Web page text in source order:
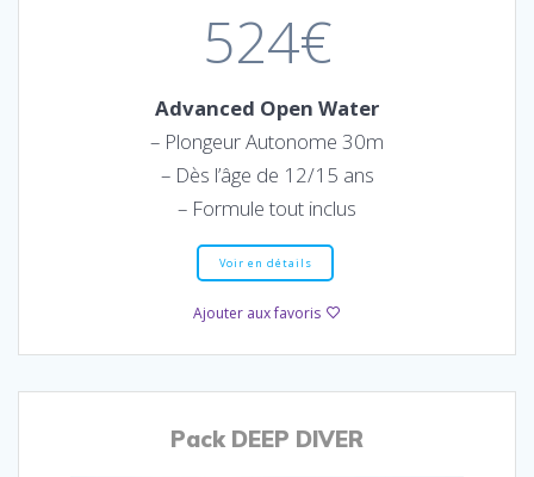
524€
Advanced Open Water
– Plongeur Autonome 30m
– Dès l’âge de 12/15 ans
– Formule tout inclus
Voir en détails
Ajouter aux favoris
Pack DEEP DIVER